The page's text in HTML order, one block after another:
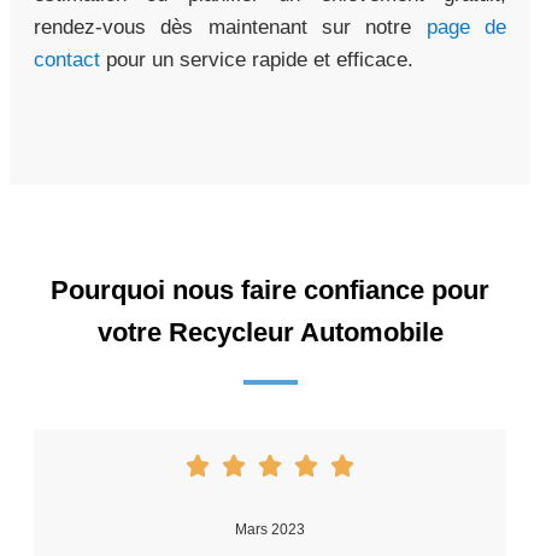
rendez-vous dès maintenant sur notre page de
contact pour un service rapide et efficace.
Pourquoi nous faire confiance pour
votre Recycleur Automobile
Mars 2023